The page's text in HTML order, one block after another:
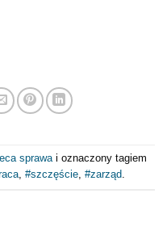
sprawa i oznaczony tagiem
, #szczęście, #zarząd